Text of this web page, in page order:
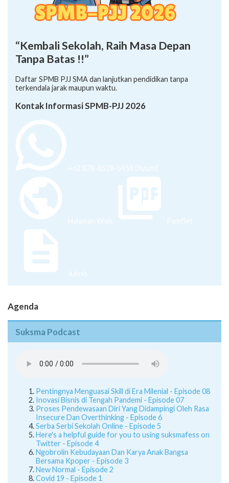
“Kembali Sekolah, Raih Masa Depan
Tanpa Batas !!”
Daftar SPMB PJJ SMA dan lanjutkan pendidikan tanpa
terkendala jarak maupun waktu.
Kontak Informasi SPMB-PJJ 2026
+62 878-8528-5958 (Ayumi)
Halaman Web Pamflet
Juknis
Agenda
Suksma Podcast
Pentingnya Menguasai Skill di Era Milenial - Episode 08
Inovasi Bisnis di Tengah Pandemi - Episode 07
Proses Pendewasaan Diri Yang Didampingi Oleh Rasa
Insecure Dan Overthinking - Episode 6
Serba Serbi Sekolah Online - Episode 5
Here's a helpful guide for you to using suksmafess on
Twitter - Episode 4
Ngobrolin Kebudayaan Dan Karya Anak Bangsa
Bersama Kpoper - Episode 3
New Normal - Episode 2
Covid 19 - Episode 1